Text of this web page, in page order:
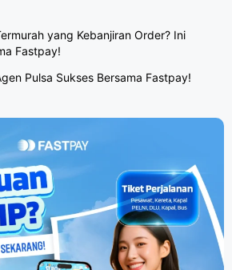
yang Kebanjiran Order? Ini
Fastpay!
Pulsa Sukses Bersama Fastpay!